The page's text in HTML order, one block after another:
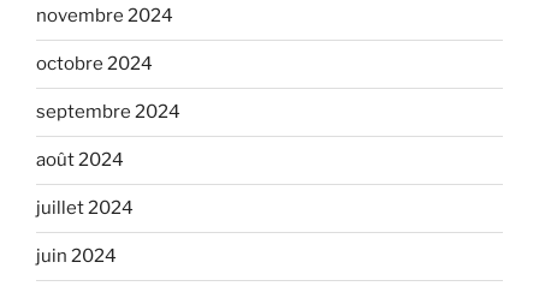
novembre 2024
octobre 2024
septembre 2024
août 2024
juillet 2024
juin 2024